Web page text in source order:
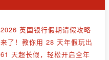
2026 英国银行假期请假攻略
来了！教你用 28 天年假玩出
61 天超长假，轻松开启全年